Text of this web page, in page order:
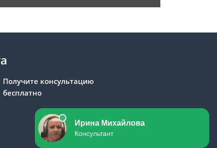
Получите консультацию
бесплатно